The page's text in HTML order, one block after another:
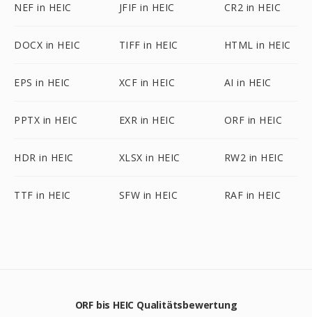
NEF in HEIC JFIF in HEIC CR2 in HEIC
DOCX in HEIC TIFF in HEIC HTML in HEIC
EPS in HEIC XCF in HEIC AI in HEIC
PPTX in HEIC EXR in HEIC ORF in HEIC
HDR in HEIC XLSX in HEIC RW2 in HEIC
TTF in HEIC SFW in HEIC RAF in HEIC
ORF bis HEIC Qualitätsbewertung